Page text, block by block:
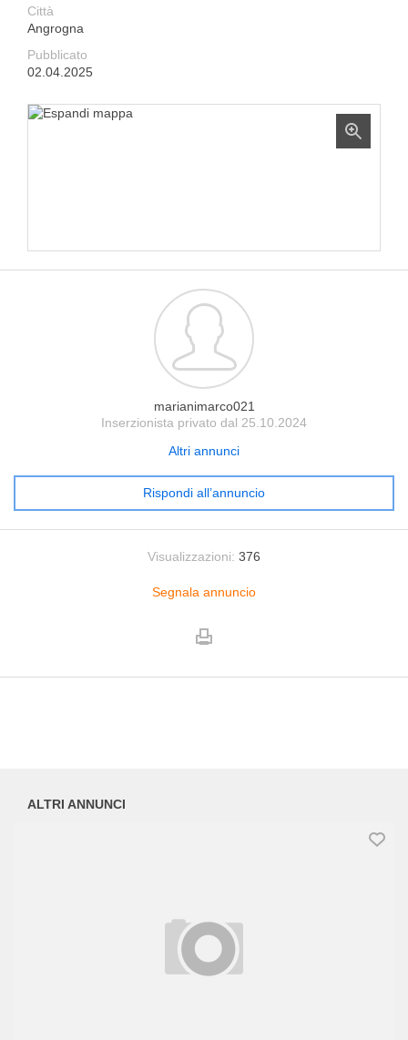
Città
Angrogna
Pubblicato
02.04.2025
marianimarco021
Inserzionista privato dal 25.10.2024
Altri annunci
Rispondi all’annuncio
Visualizzazioni: 376
Segnala annuncio
ALTRI ANNUNCI